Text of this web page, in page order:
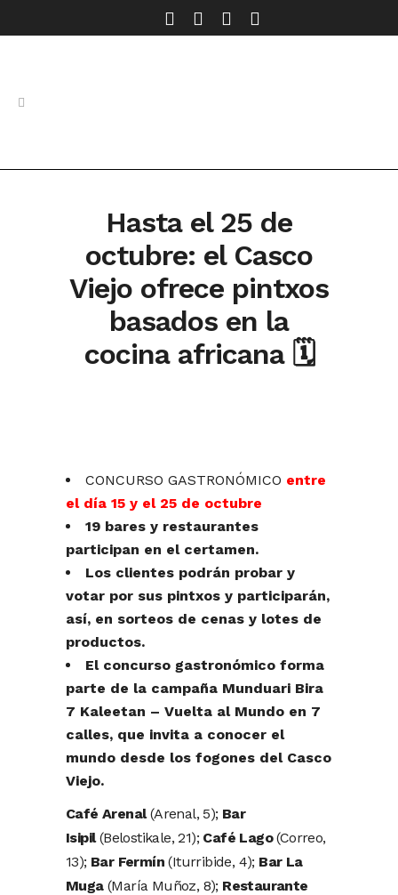
Hasta el 25 de
octubre: el Casco
Viejo ofrece pintxos
basados en la
cocina africana 🗓
CONCURSO GASTRONÓMICO entre
el día 15 y el 25 de octubre
19 bares y restaurantes
participan en el certamen.
Los clientes podrán probar y
votar por sus pintxos y participarán,
así, en sorteos de cenas y lotes de
productos.
El concurso gastronómico forma
parte de la campaña Munduari Bira
7 Kaleetan – Vuelta al Mundo en 7
calles, que invita a conocer el
mundo desde los fogones del Casco
Viejo.
Café Arenal(Arenal, 5); Bar
Isipil(Belostikale, 21); Café Lago(Correo,
13); Bar Fermín (Iturribide, 4); Bar La
Muga(María Muñoz, 8); Restaurante